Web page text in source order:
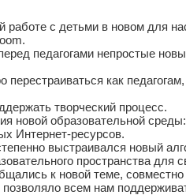
работе с детьми в новом для
педагогами непростые
как
творческий процесс.
образовательной
Интернет-ресурсов.
выстраивался новый
пространства для
к новой теме, совместно
всем нам